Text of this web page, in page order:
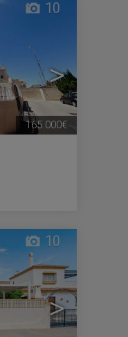
>
10
165.000€
>
10